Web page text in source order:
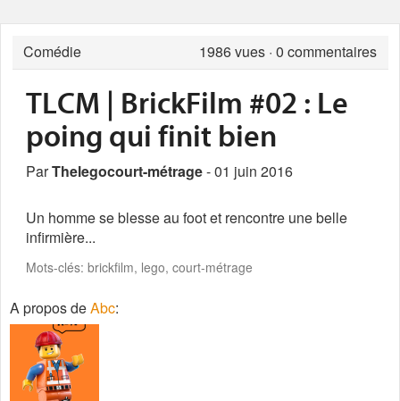
Comédie 1986vues · 0 commentaires
TLCM | BrickFilm #02 : Le
poing qui finit bien
ParThelegocourt-métrage- 01 juin 2016
Un homme se blesse au foot et rencontre une belle
infirmière...
Mots-clés: brickfilm, lego, court-métrage
A propos deAbc: